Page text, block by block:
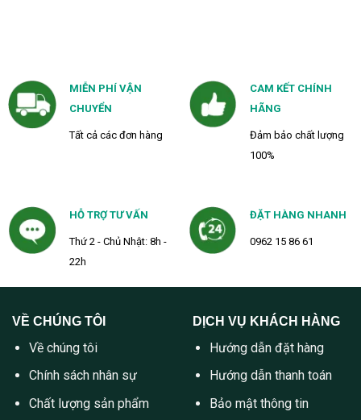
MIỄN PHÍ VẬN
CHUYỂN
Tất cả các đơn hàng
CAM KẾT CHÍNH
HÃNG
Đảm bảo chất lượng
100%
HỖ TRỢ TƯ VẤN
Thứ 2 - Chủ Nhật: 8h -
22h
ĐẶT HÀNG NHANH
0962 15 86 61
VỀ CHÚNG TÔI
Về chúng tôi
Chính sách nhân sự
Chất lượng sản phẩm
DỊCH VỤ KHÁCH HÀNG
Hướng dẫn đặt hàng
Hướng dẫn thanh toán
Bảo mật thông tin